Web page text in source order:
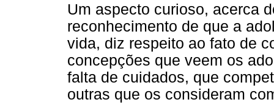
Um aspecto curioso, acerca
reconhecimento de que a
vida, diz respeito ao fato de
concepções que veem os
falta de cuidados, que
outras que os consideram